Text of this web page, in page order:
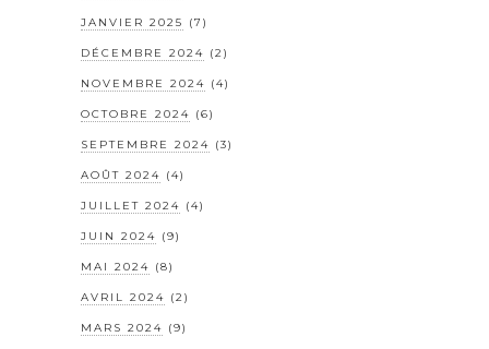
JANVIER 2025 (7)
DÉCEMBRE 2024 (2)
NOVEMBRE 2024 (4)
OCTOBRE 2024 (6)
SEPTEMBRE 2024 (3)
AOÛT 2024 (4)
JUILLET 2024 (4)
JUIN 2024 (9)
MAI 2024 (8)
AVRIL 2024 (2)
MARS 2024 (9)